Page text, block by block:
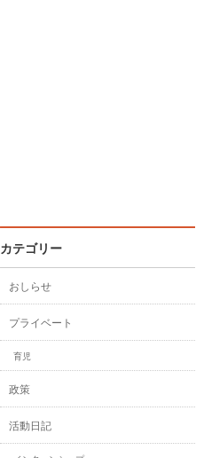
カテゴリー
おしらせ
プライベート
育児
政策
活動日記